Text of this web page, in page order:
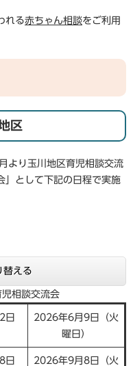
れる赤ちゃん相談をご利用
区
より玉川地区育児相談交流
」として下記の日程で実施
替える
相談交流会
日
2026年6月9日（火
曜日）
日
2026年9月8日（火